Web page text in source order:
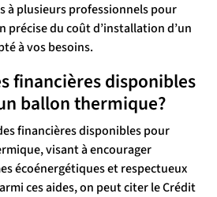
à plusieurs professionnels pour
du coût d’installation d’un
à vos besoins.
financières disponibles
ballon thermique?
financières disponibles pour
visant à encourager
écoénergétiques et respectueux
ces aides, on peut citer le Crédit